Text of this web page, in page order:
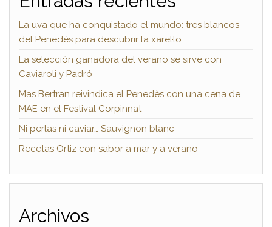
La uva que ha conquistado el mundo: tres blancos
del Penedès para descubrir la xarel·lo
La selección ganadora del verano se sirve con
Caviaroli y Padró
Mas Bertran reivindica el Penedès con una cena de
MAE en el Festival Corpinnat
Ni perlas ni caviar… Sauvignon blanc
Recetas Ortiz con sabor a mar y a verano
Archivos